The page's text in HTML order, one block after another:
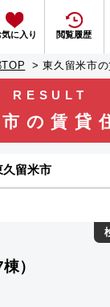
気に入り 閲覧履歴
東久留米市
RESULT
の賃貸
久留米市
）